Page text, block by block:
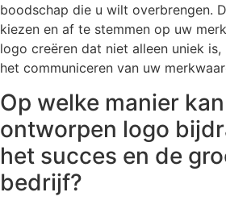
boodschap die u wilt overbrengen.
kiezen en af te stemmen op uw
logo creëren dat niet alleen uniek
het communiceren van uw
Op welke manier
ontworpen logo
het succes en de
bedrijf?